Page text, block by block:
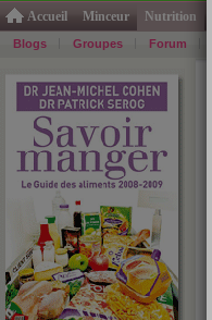
Accueil Minceur Nutrition
Blogs Groupes Forum